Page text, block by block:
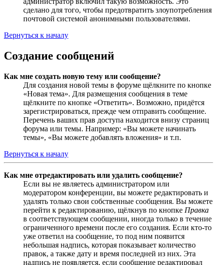
сделано для того, чтобы предотвратить злоупотребления
почтовой системой анонимными пользователями.
Вернуться к началу
Создание сообщений
Как мне создать новую тему или сообщение?
Для создания новой темы в форуме щёлкните по кнопке
«Новая тема». Для размещения сообщения в теме
щёлкните по кнопке «Ответить». Возможно, придётся
зарегистрироваться, прежде чем отправить сообщение.
Перечень ваших прав доступа находится внизу страниц
форума или темы. Например: «Вы можете начинать
темы», «Вы можете добавлять вложения» и т.п.
Вернуться к началу
Как мне отредактировать или удалить сообщение?
Если вы не являетесь администратором или
модератором конференции, вы можете редактировать и
удалять только свои собственные сообщения. Вы можете
перейти к редактированию, щёлкнув по кнопке Правка
в соответствующем сообщении, иногда только в течение
ограниченного времени после его создания. Если кто-то
уже ответил на сообщение, то под ним появится
небольшая надпись, которая показывает количество
правок, а также дату и время последней из них. Эта
надпись не появляется, если сообщение редактировал